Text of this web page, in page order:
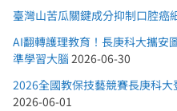
臺灣山苦瓜關鍵成分抑制口腔癌
AI翻轉護理教育！長庚科大攜安
準學習大腦 2026-06-30
2026全國教保技藝競賽長庚科
2026-06-01